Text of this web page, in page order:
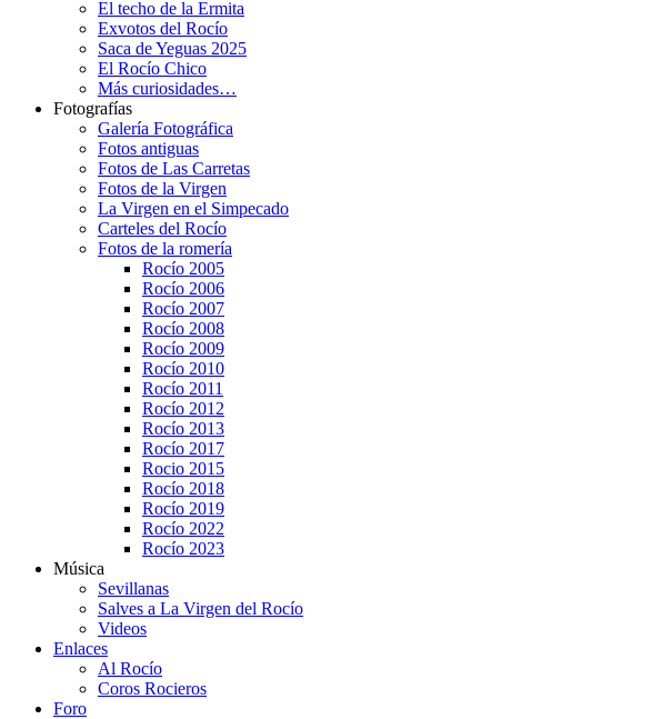
El techo de la Ermita
Exvotos del Rocío
Saca de Yeguas 2025
El Rocío Chico
Más curiosidades…
Fotografías
Galería Fotográfica
Fotos antiguas
Fotos de Las Carretas
Fotos de la Virgen
La Virgen en el Simpecado
Carteles del Rocío
Fotos de la romería
Rocío 2005
Rocío 2006
Rocío 2007
Rocío 2008
Rocío 2009
Rocío 2010
Rocío 2011
Rocío 2012
Rocío 2013
Rocío 2017
Rocio 2015
Rocío 2018
Rocío 2019
Rocío 2022
Rocío 2023
Música
Sevillanas
Salves a La Virgen del Rocío
Videos
Enlaces
Al Rocío
Coros Rocieros
Foro